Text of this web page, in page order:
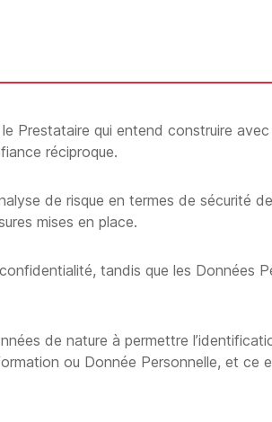
Prestataire qui entend construire
réciproque.
de risque en termes de sécurité
mises en place.
tandis que les Données
de nature à permettre
ou Donnée Personnelle, et ce